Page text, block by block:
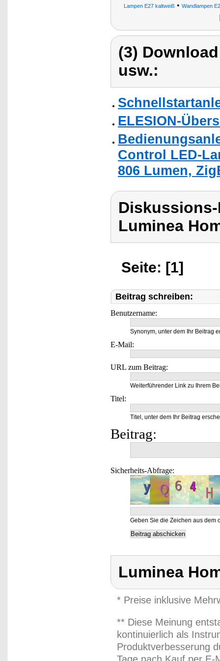
Lampen E27 kaltweiß • Wandlampen
(3)
usw.:
ELESION-
Control LED-
806 Lumen,
Luminea
Seite: [1]
Beitrag schreiben:
Benutzername:
Synonym, unter dem Ihr Beitrag
E-Mail:
URL zum Beitrag:
Weiterführender Link zu Ihrem
Titel:
Titel, unter dem Ihr Beitrag
Beitrag:
Sicherheits-Abfrage:
Geben Sie die Zeichen aus dem
Luminea
* Preise inklusive
** Diese Meinung
kontinuierlich als
Produktverbesserung